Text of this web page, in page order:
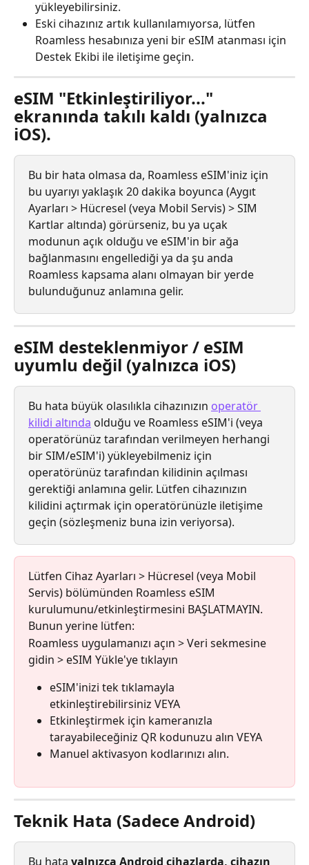
yükleyebilirsiniz.
Eski cihazınız artık kullanılamıyorsa, lütfen
Roamless hesabınıza yeni bir eSIM atanması için
Destek Ekibi ile iletişime geçin.
eSIM "Etkinleştiriliyor..."
ekranında takılı kaldı (yalnızca
iOS).
Bu bir hata olmasa da, Roamless eSIM'iniz için
bu uyarıyı yaklaşık 20 dakika boyunca (Aygıt
Ayarları > Hücresel (veya Mobil Servis) > SIM
Kartlar altında) görürseniz, bu ya uçak
modunun açık olduğu ve eSIM'in bir ağa
bağlanmasını engellediği ya da şu anda
Roamless kapsama alanı olmayan bir yerde
bulunduğunuz anlamına gelir.
eSIM desteklenmiyor / eSIM
uyumlu değil (yalnızca iOS)
Bu hata büyük olasılıkla cihazınızın operatör
kilidi altında olduğu ve Roamless eSIM'i (veya
operatörünüz tarafından verilmeyen herhangi
bir SIM/eSIM'i) yükleyebilmeniz için
operatörünüz tarafından kilidinin açılması
gerektiği anlamına gelir. Lütfen cihazınızın
kilidini açtırmak için operatörünüzle iletişime
geçin (sözleşmeniz buna izin veriyorsa).
Lütfen Cihaz Ayarları > Hücresel (veya Mobil
Servis) bölümünden Roamless eSIM
kurulumunu/etkinleştirmesini BAŞLATMAYIN.
Bunun yerine lütfen:
Roamless uygulamanızı açın > Veri sekmesine
gidin > eSIM Yükle'ye tıklayın
eSIM'inizi tek tıklamayla
etkinleştirebilirsiniz VEYA
Etkinleştirmek için kameranızla
tarayabileceğiniz QR kodunuzu alın VEYA
Manuel aktivasyon kodlarınızı alın.
Teknik Hata (Sadece Android)
Bu hata yalnızca Android cihazlarda, cihazın